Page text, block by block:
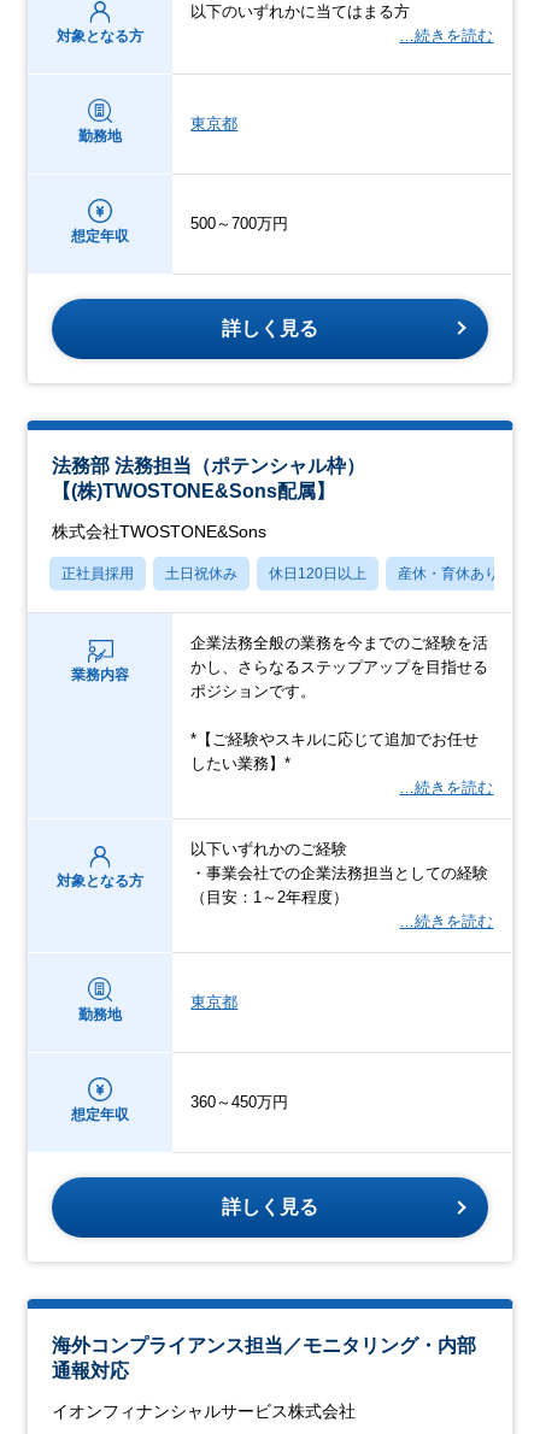
対象となる方
以下のいずれかに当てはまる方
…続きを読む
勤務地
東京都
想定年収
500～700万円
詳しく見る
法務部 法務担当（ポテンシャル枠）
【(株)TWOSTONE&Sons配属】
株式会社TWOSTONE&Sons
正社員採用 土日祝休み 休日120日以上 産休・育休あり
業務内容
企業法務全般の業務を今までのご経験を活
かし、さらなるステップアップを目指せる
ポジションです。
*【ご経験やスキルに応じて追加でお任せ
したい業務】*
…続きを読む
対象となる方
以下いずれかのご経験
・事業会社での企業法務担当としての経験
（目安：1～2年程度）
…続きを読む
勤務地
東京都
想定年収
360～450万円
詳しく見る
海外コンプライアンス担当／モニタリング・内部
通報対応
イオンフィナンシャルサービス株式会社